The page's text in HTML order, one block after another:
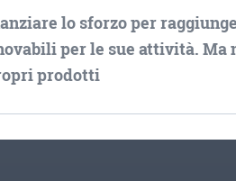
lo sforzo per
per le sue attività. Ma
prodotti